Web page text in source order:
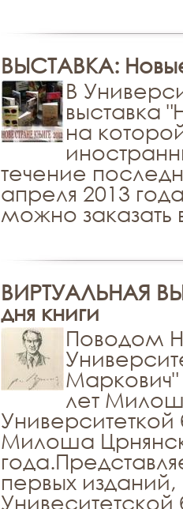
ВЫСТАВКА:
В
выставка
на
течение
апреля 2013
можно
ВИРТУАЛЬНАЯ
дня книги
Поводом
Маркович"
лет
Милоша
первых